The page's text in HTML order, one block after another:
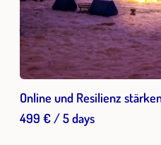
Online und Resilienz
499 € / 5 days